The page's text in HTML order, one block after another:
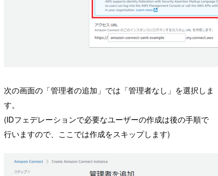
次の画面の「管理者の追加」では「管理者なし」を選択しま
す。
(IDフェデレーションで必要なユーザーの作成は後の手順で
行いますので、ここでは作成をスキップします)